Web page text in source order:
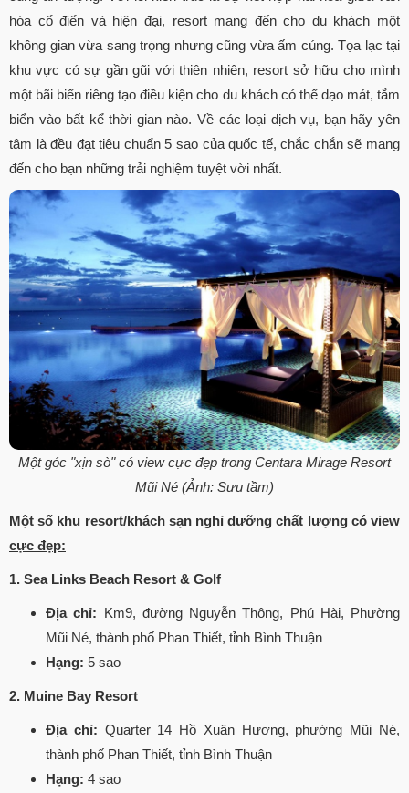
hóa cổ điển và hiện đại, resort mang đến cho du khách một
không gian vừa sang trọng nhưng cũng vừa ấm cúng. Tọa lạc tại
khu vực có sự gần gũi với thiên nhiên, resort sở hữu cho mình
một bãi biển riêng tạo điều kiện cho du khách có thể dạo mát, tắm
biển vào bất kể thời gian nào. Về các loại dịch vụ, bạn hãy yên
tâm là đều đạt tiêu chuẩn 5 sao của quốc tế, chắc chắn sẽ mang
đến cho bạn những trải nghiệm tuyệt vời nhất.
Một góc "xịn sò" có view cực đẹp trong Centara Mirage Resort
Mũi Né (Ảnh: Sưu tầm)
Một số khu resort/khách sạn nghỉ dưỡng chất lượng có view
cực đẹp:
1. Sea Links Beach Resort & Golf
Địa chỉ: Km9, đường Nguyễn Thông, Phú Hài, Phường
Mũi Né, thành phố Phan Thiết, tỉnh Bình Thuận
Hạng: 5 sao
2. Muine Bay Resort
Địa chỉ: Quarter 14 Hồ Xuân Hương, phường Mũi Né,
thành phố Phan Thiết, tỉnh Bình Thuận
Hạng: 4 sao